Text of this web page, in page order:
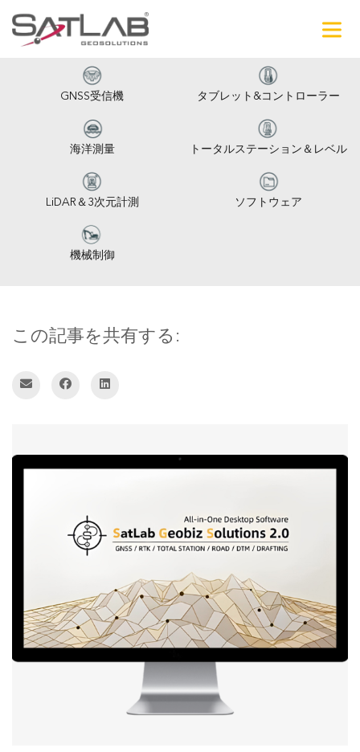
GNSS受信機 タブレット&コントローラー
海洋測量 トータルステーション＆レベル
LiDAR＆3次元計測 ソフトウェア
機械制御
この記事を共有する: